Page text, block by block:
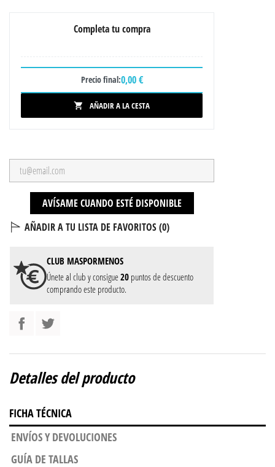
Completa tu compra
Precio final:0,00 €
 AÑADIR A LA CESTA
AVÍSAME CUANDO ESTÉ DISPONIBLE
AÑADIR A TU LISTA DE FAVORITOS (0)
CLUB MASPORMENOS
Únete al club y consigue20 puntos de descuento
comprando este producto.
Detalles del producto
FICHA TÉCNICA
ENVÍOS Y DEVOLUCIONES
GUÍA DE TALLAS